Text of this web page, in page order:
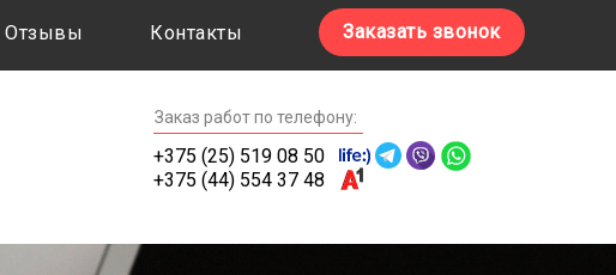
Отзывы Контакты Заказать звонок
Заказ работ по телефону:
+375 (25) 519 08 50
+375 (44) 554 37 48